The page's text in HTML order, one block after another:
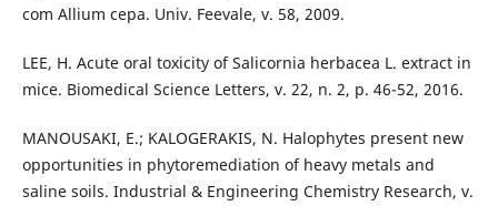
com Allium cepa. Univ. Feevale, v. 58, 2009.
LEE, H. Acute oral toxicity of Salicornia herbacea L. extract in
mice. Biomedical Science Letters, v. 22, n. 2, p. 46-52, 2016.
MANOUSAKI, E.; KALOGERAKIS, N. Halophytes present new
opportunities in phytoremediation of heavy metals and
saline soils. Industrial & Engineering Chemistry Research, v.